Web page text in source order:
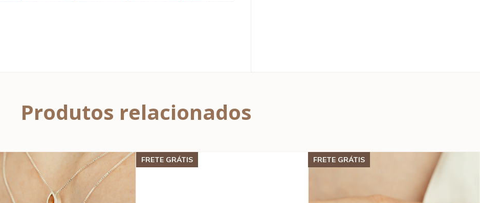
Produtos relacionados
FRETE GRÁTIS FRETE GRÁTIS